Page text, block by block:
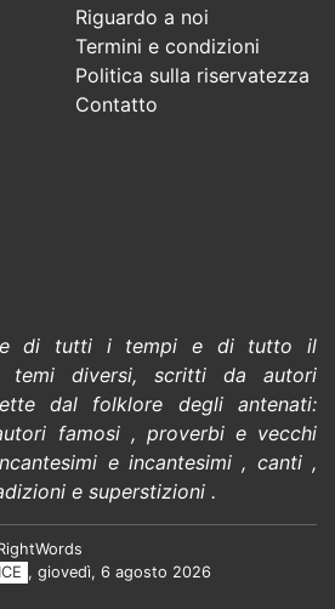
Riguardo a noi
Termini e condizioni
Politica sulla riservatezza
Contatto
di tutti i tempi e di tutto il
temi diversi, scritti da autori
dal folklore degli antenati:
famosi, proverbi e vecchi
e incantesimi , canti,
e superstizioni .
, giovedì, 6 agosto 2026